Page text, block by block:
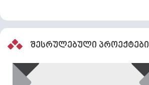
შესრულებული პროექტები